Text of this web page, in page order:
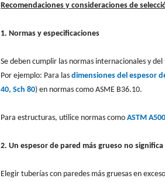
Recomendaciones y consideraciones de
1. Normas y especificaciones
Se deben cumplir las normas internacionales y
Por ejemplo: Para las dimensiones del espesor
40, Sch 80) en normas como ASME B36.10.
Para estructuras, utilice normas como ASTM A500
2. Un espesor de pared más grueso no
Elegir tuberías con paredes más gruesas en